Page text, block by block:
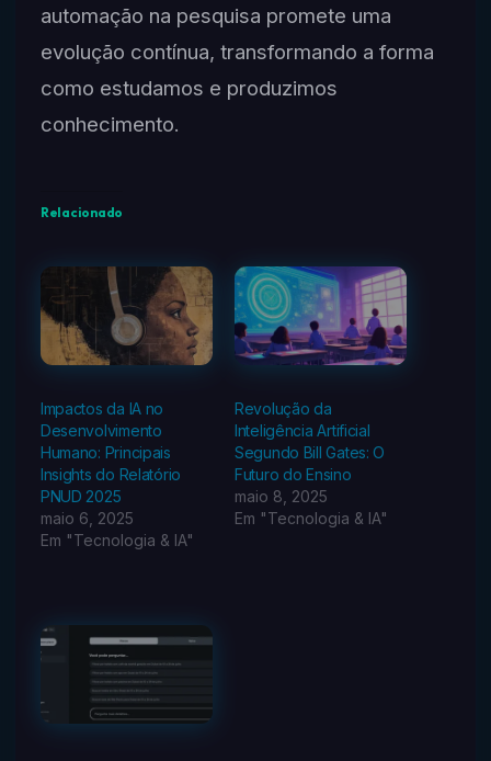
automação na pesquisa promete uma
evolução contínua, transformando a forma
como estudamos e produzimos
conhecimento.
Relacionado
Impactos da IA no
Desenvolvimento
Humano: Principais
Insights do Relatório
PNUD 2025
maio 6, 2025
Em "Tecnologia & IA"
Revolução da
Inteligência Artificial
Segundo Bill Gates: O
Futuro do Ensino
maio 8, 2025
Em "Tecnologia & IA"